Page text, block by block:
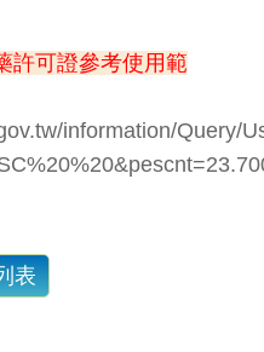
許可證參考使用範
information/Query/